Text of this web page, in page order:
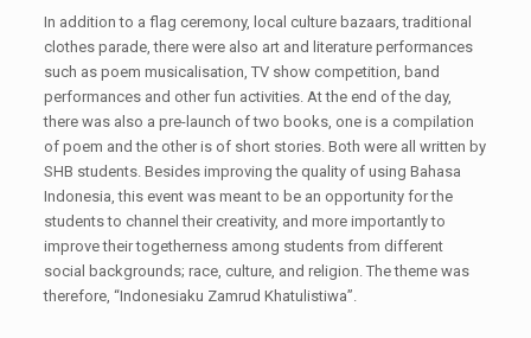
In addition to a flag ceremony, local culture bazaars, traditional
clothes parade, there were also art and literature performances
such as poem musicalisation, TV show competition, band
performances and other fun activities. At the end of the day,
there was also a pre-launch of two books, one is a compilation
of poem and the other is of short stories. Both were all written by
SHB students. Besides improving the quality of using Bahasa
Indonesia, this event was meant to be an opportunity for the
students to channel their creativity, and more importantly to
improve their togetherness among students from different
social backgrounds; race, culture, and religion. The theme was
therefore, “Indonesiaku Zamrud Khatulistiwa”.